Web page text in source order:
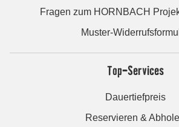
Fragen zum HORNBACH
Muster-
Top-Services
Dauertiefpreis
Reservieren &